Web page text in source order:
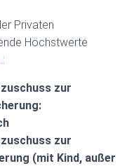
Privaten
Höchstwerte
:
zur
zur
(mit Kind, außer